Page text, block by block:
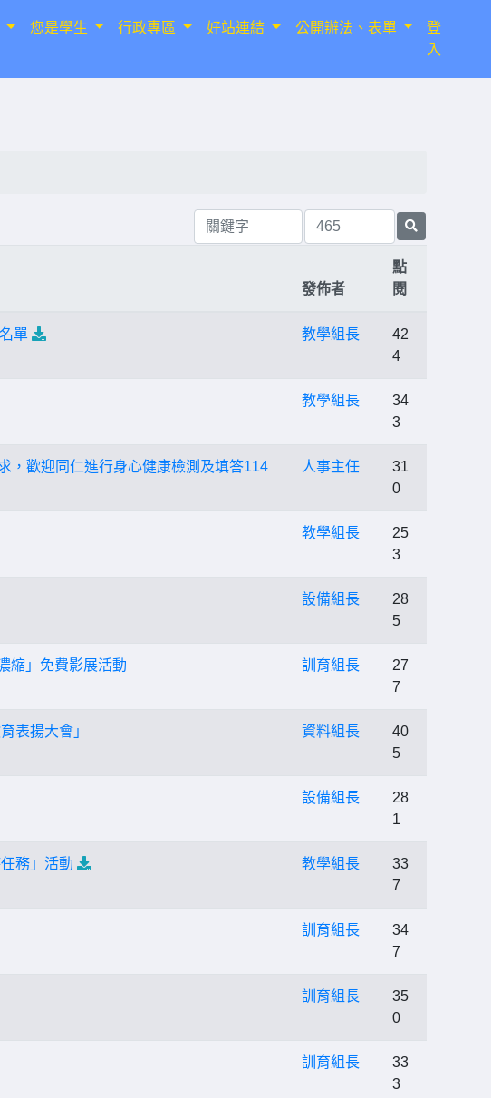
您是學生 行政專區 好站連結 公開辦法、表單
登
入
發佈者
點
閱
單 教學組長
42
4
教學組長
34
3
，歡迎同仁進行身心健康檢測及填答114
人事主任
31
0
教學組長
25
3
設備組長
28
5
縮」免費影展活動 訓育組長
27
7
表揚大會」 資料組長
40
5
設備組長
28
1
務」活動 教學組長
33
7
訓育組長
34
7
訓育組長
35
0
訓育組長
33
3